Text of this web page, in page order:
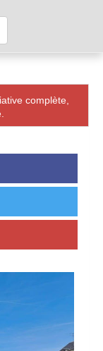
complète,